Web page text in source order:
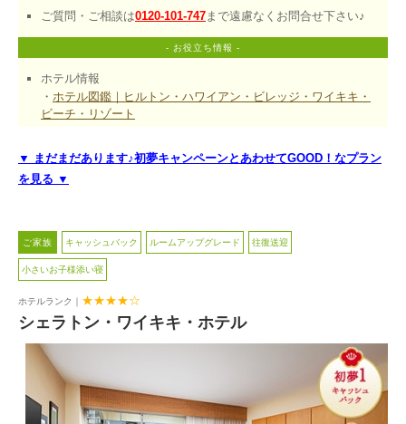
ご質問・ご相談は0120-101-747 まで遠慮なくお問合せ下さい♪
- お役立ち情報 -
ホテル情報
・ ホテル図鑑｜ヒルトン・ハワイアン・ビレッジ・ワイキキ・
ビーチ・リゾート
▼ まだまだあります♪初夢キャンペーンとあわせてGOOD！なプラン
を見る ▼
ご家族 キャッシュバック ルームアップグレード 往復送迎
小さいお子様添い寝
ホテルランク｜ ★★★★☆
シェラトン・ワイキキ・ホテル